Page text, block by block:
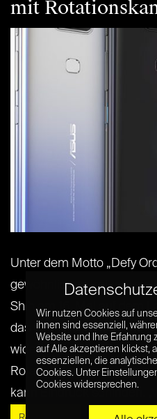
mit
Unter dem Motto „Defy
gewöhnlichen trotzen)
Shih am 16. Mai auf dem
das neue Asus ZenFone 6
widersetzt sich Asus vor
Rotationskamera. Doch
kann Eindruck schinden.
Wir nutzen Cookies auf
ihnen sind essenziell,
Website und Ihre Erfahrung
auf Alle akzeptieren klickst,
essenziellen, die
Cookies. Unter
Cookies widersprechen.